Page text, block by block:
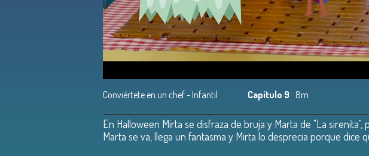
Conviértete en un chef - Infantil Capítulo 9 8m
En Halloween Mirta se disfraza de bruja y Marta de "La
Marta se va, llega un fantasma y Mirta lo desprecia porque dice